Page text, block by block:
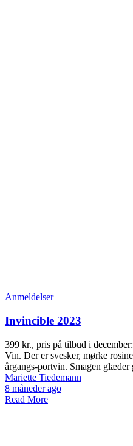
Anmeldelser
Invincible 2023
399 kr., pris på tilbud i
Vin. Der er svesker, mørke
årgangs-portvin. Smagen glæder
Mariette Tiedemann
8 måneder ago
Read More